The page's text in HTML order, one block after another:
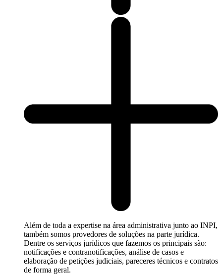
Além de toda a expertise na área administrativa junto ao INPI,
também somos provedores de soluções na parte jurídica.
Dentre os serviços jurídicos que fazemos os principais são:
notificações e contranotificações, análise de casos e
elaboração de petições judiciais, pareceres técnicos e contratos
de forma geral.